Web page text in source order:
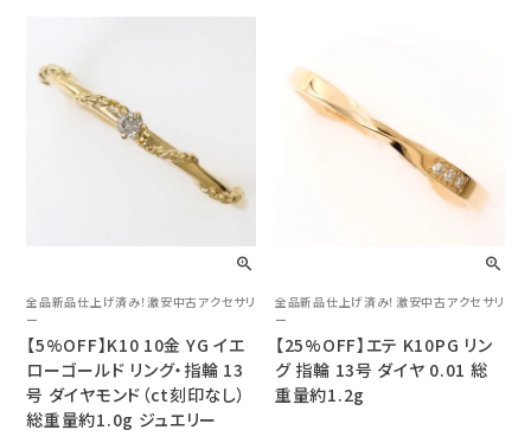
全品新品仕上げ済み！激安中古アクセサリ
ー
【5%OFF】K10 10金 YG イエ
ローゴールド リング・指輪 13
号 ダイヤモンド（ct刻印なし）
総重量約1.0g ジュエリー
全品新品仕上げ済み！激安中古アクセサリ
ー
【25%OFF】エテ K10PG リン
グ 指輪 13号 ダイヤ 0.01 総
重量約1.2g